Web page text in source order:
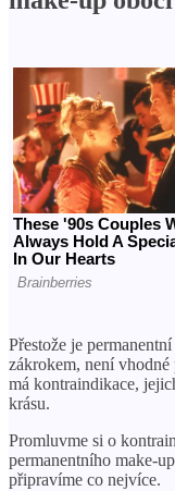
Přestože je
zákrokem, není
má kontraindikace,
krásu.
Promluvme si o
permanentního make-
připravíme co nejvíce.